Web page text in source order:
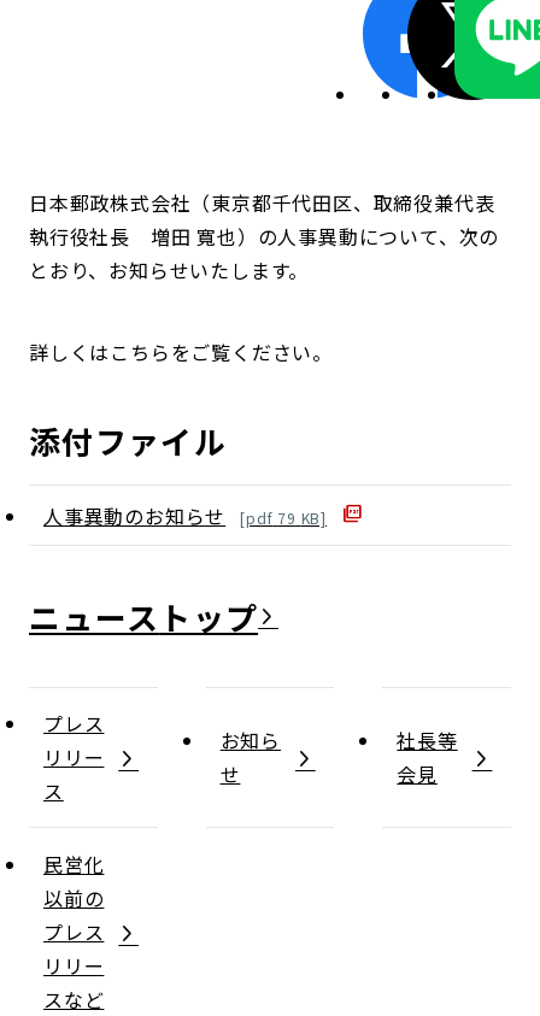
日本郵政株式会社（東京都千代田区、取締役兼代表
執行役社長 増田 寬也）の人事異動について、次の
とおり、お知らせいたします。
詳しくはこちらをご覧ください。
添付ファイル
人事異動のお知らせ [pdf 79 KB]
ニュース
プレス
リリー
ス
お知ら
せ
社長等
会見
民営化
以前の
プレス
リリー
スなど